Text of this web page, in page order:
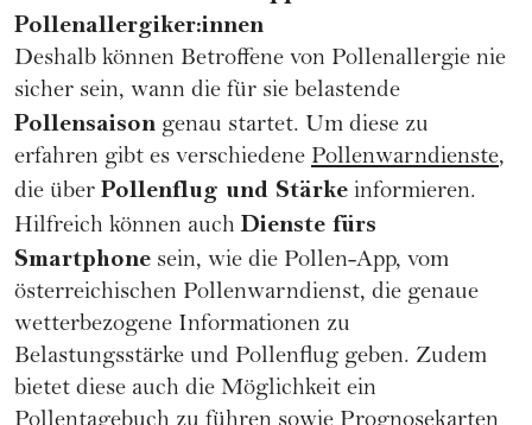
Pollenallergiker:innen
Deshalb können Betroffene von Pollenallergie nie
sicher sein, wann die für sie belastende
Pollensaison genau startet. Um diese zu
erfahren gibt es verschiedene Pollenwarndienste,
die über Pollenflug und Stärke informieren.
Hilfreich können auchDienste fürs
Smartphone sein, wie die Pollen-App, vom
österreichischen Pollenwarndienst, die genaue
wetterbezogene Informationen zu
Belastungsstärke und Pollenflug geben. Zudem
bietet diese auch die Möglichkeit ein